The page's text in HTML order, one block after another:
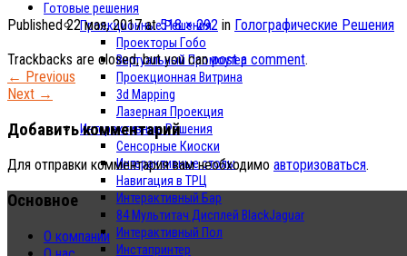
Готовые решения
Проекционные Решения
Проекторы Гобо
Виртуальный Промоутер
Проекционная Витрина
3d Mapping
Лазерная Проекция
Интерактивные Решения
Сенсорные Киоски
Интерактивные столы
Навигация в ТРЦ
Интерактивный Бар
84 Мультитач Дисплей BlackJaguar
Интерактивный Пол
Инстапринтер
Published22 мая, 2017at518 × 292 in Голографические Решения
Trackbacks are closed, but you canpost a comment.
← Previous
Next →
Добавить комментарий
Для отправки комментария вам необходимо авторизоваться.
Основное
О компании